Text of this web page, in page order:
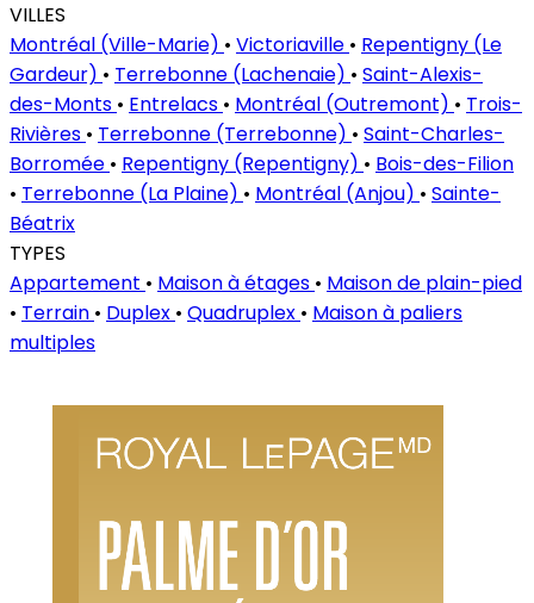
VILLES
Montréal (Ville-Marie) • Victoriaville • Repentigny (Le
Gardeur) • Terrebonne (Lachenaie) • Saint-Alexis-
des-Monts • Entrelacs • Montréal (Outremont) • Trois-
Rivières • Terrebonne (Terrebonne) • Saint-Charles-
Borromée • Repentigny (Repentigny) • Bois-des-Filion
• Terrebonne (La Plaine) • Montréal (Anjou) • Sainte-
Béatrix
TYPES
Appartement • Maison à étages • Maison de plain-pied
• Terrain • Duplex • Quadruplex • Maison à paliers
multiples